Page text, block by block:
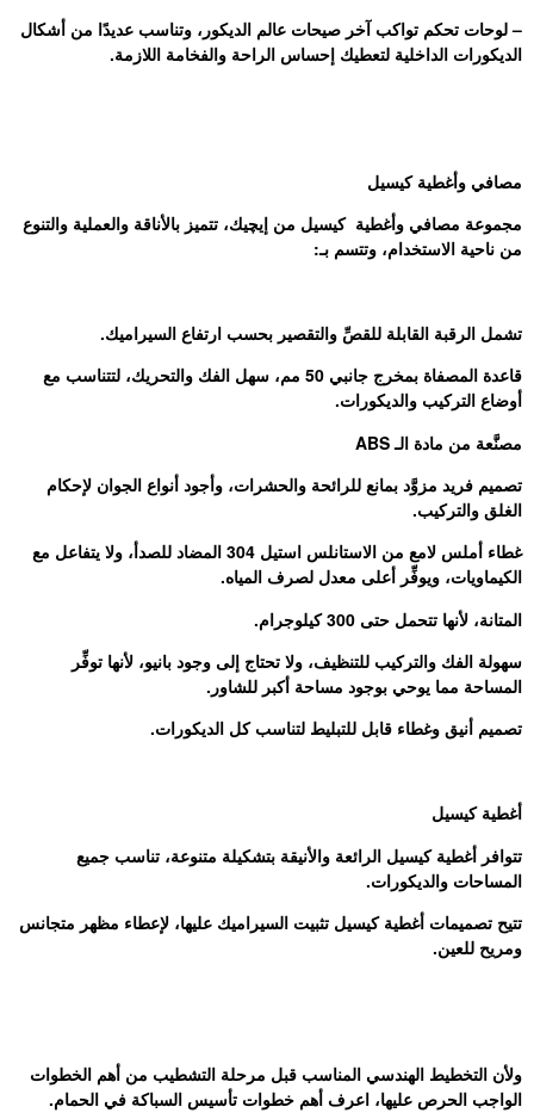
– لوحات تحكم تواكب آخر صيحات عالم الديكور، وتناسب عديدًا من أشكال
الديكورات الداخلية لتعطيك إحساس الراحة والفخامة اللازمة.
مصافي وأغطية كيسيل
مجموعة مصافي وأغطية كيسيل من إيچيك، تتميز بالأناقة والعملية والتنوع
من ناحية الاستخدام، وتتسم بـ:
تشمل الرقبة القابلة للقصِّ والتقصير بحسب ارتفاع السيراميك.
قاعدة المصفاة بمخرج جانبي 50 مم، سهل الفك والتحريك، لتتناسب مع
أوضاع التركيب والديكورات.
مصنَّعة من مادة الـ ABS
تصميم فريد مزوَّد بمانع للرائحة والحشرات، وأجود أنواع الجوان لإحكام
الغلق والتركيب.
غطاء أملس لامع من الاستانلس استيل 304 المضاد للصدأ، ولا يتفاعل مع
الكيماويات، ويوفِّر أعلى معدل لصرف المياه.
المتانة، لأنها تتحمل حتى 300 كيلوجرام.
سهولة الفك والتركيب للتنظيف، ولا تحتاج إلى وجود بانيو، لأنها توفِّر
المساحة مما يوحي بوجود مساحة أكبر للشاور.
تصميم أنيق وغطاء قابل للتبليط لتناسب كل الديكورات.
أغطية كيسيل
تتوافر أغطية كيسيل الرائعة والأنيقة بتشكيلة متنوعة، تناسب جميع
المساحات والديكورات.
تتيح تصميمات أغطية كيسيل تثبيت السيراميك عليها، لإعطاء مظهر متجانس
ومريح للعين.
ولأن التخطيط الهندسي المناسب قبل مرحلة التشطيب من أهم الخطوات
الواجب الحرص عليها، اعرف أهم خطوات تأسيس السباكة في الحمام.